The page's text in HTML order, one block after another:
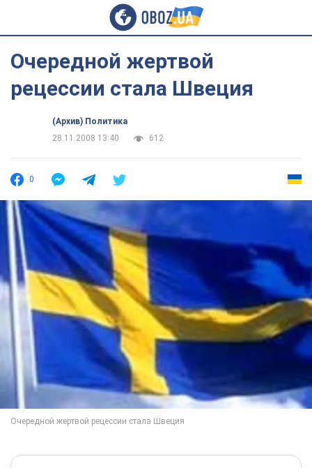
Очередной жертвой
рецессии стала Швеция
(Архив) Политика
28.11.2008 13:40
612
0